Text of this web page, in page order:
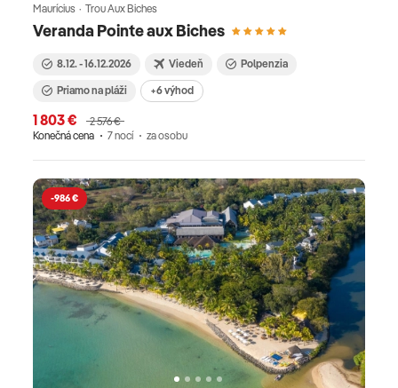
Veranda Pointe aux Biches
Maurícius · Trou Aux Biches
8.12. - 16.12.2026 Viedeň
Polpenzia
Priamo na pláži
+6 výhod
1 803 €
2 576 €
Konečná cena
7 nocí za osobu
-986 €